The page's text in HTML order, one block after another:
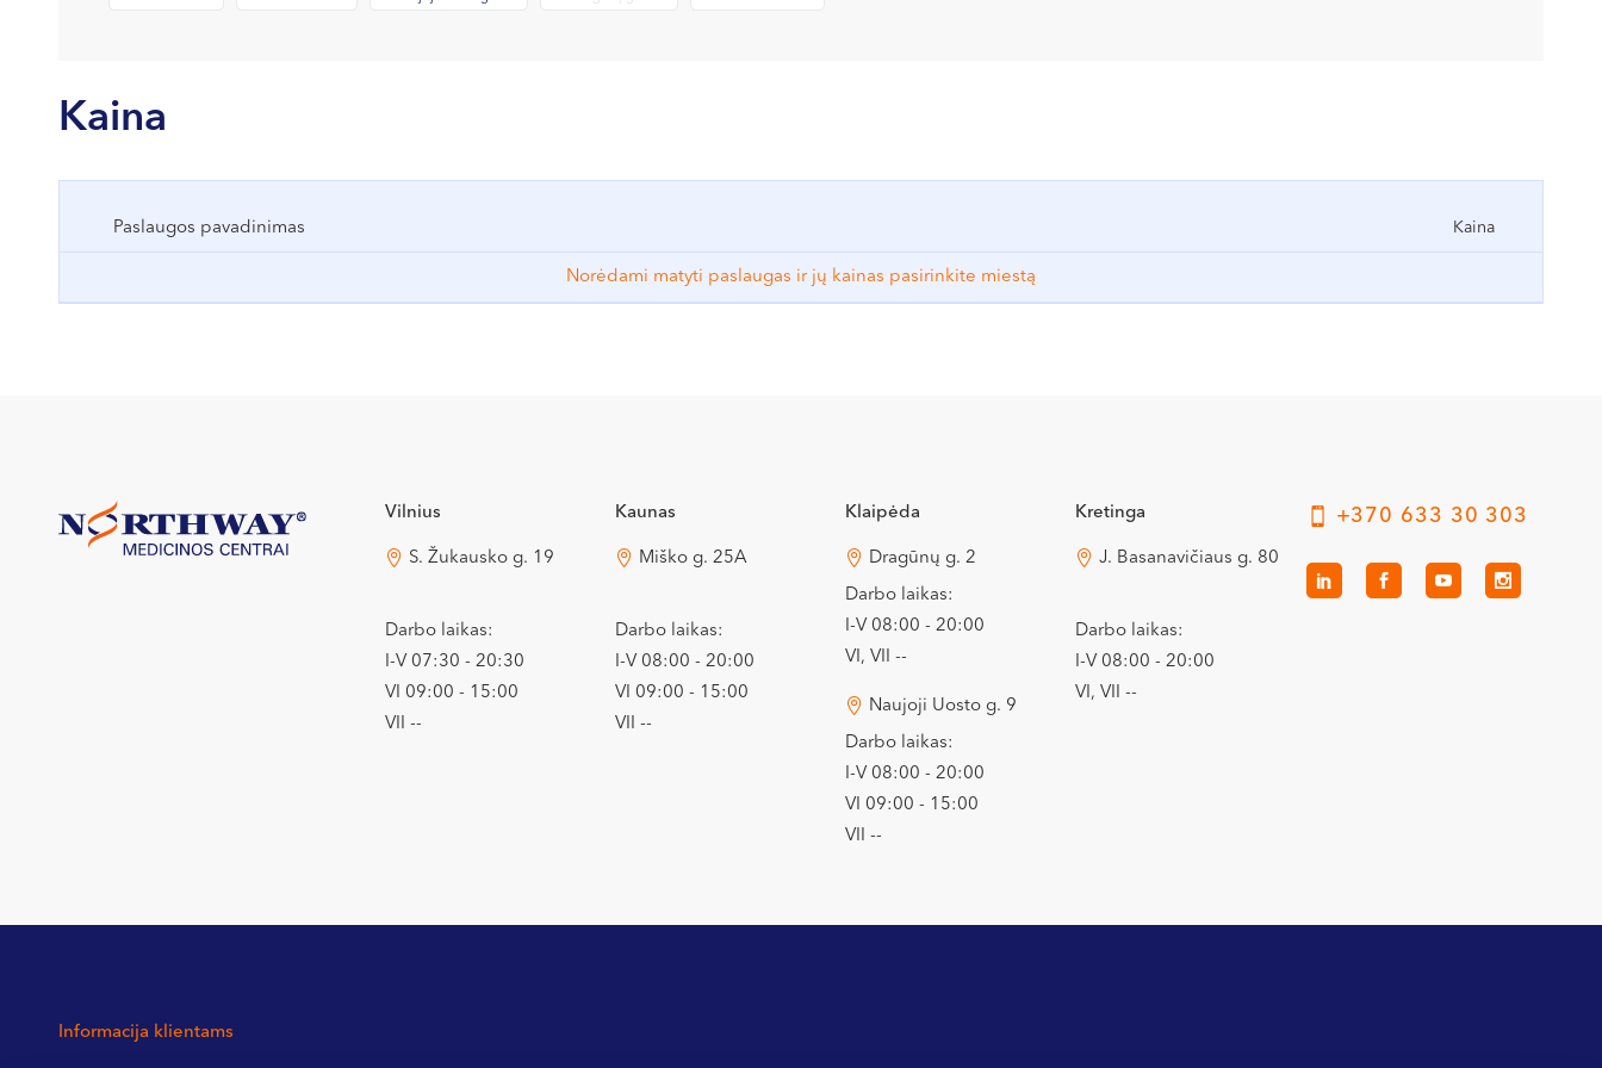
Kaina
Paslaugos pavadinimas Kaina
Norėdami matyti paslaugas ir jų kainas pasirinkite miestą
Vilnius
S. Žukausko g. 19
Darbo laikas:
I-V 07:30 - 20:30
VI 09:00 - 15:00
VII --
Kaunas
Miško g. 25A
Darbo laikas:
I-V 08:00 - 20:00
VI 09:00 - 15:00
VII --
Klaipėda
Dragūnų g. 2
Darbo laikas:
I-V 08:00 - 20:00
VI, VII --
Naujoji Uosto g. 9
Darbo laikas:
I-V 08:00 - 20:00
VI 09:00 - 15:00
VII --
Kretinga
J. Basanavičiaus g. 80
Darbo laikas:
I-V 08:00 - 20:00
VI, VII --
+370 633 30 303
Informacija klientams